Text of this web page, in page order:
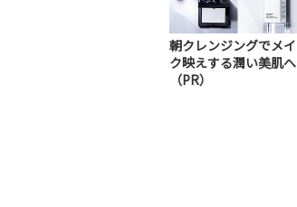
朝クレンジングでメイ
ク映えする潤い美肌へ
（PR）